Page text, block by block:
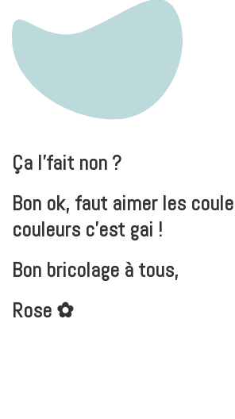
Ça l’fait non ?
Bon ok, faut aimer les
couleurs c’est gai !
Bon bricolage à tous,
Rose ✿